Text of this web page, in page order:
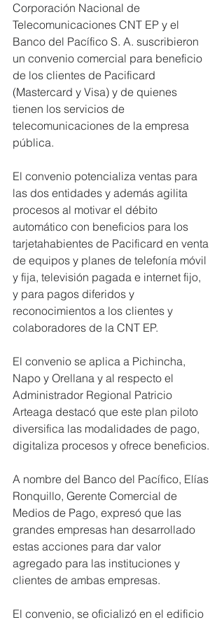
Corporación Nacional de
Telecomunicaciones CNT EP y el
Banco del Pacífico S. A. suscribieron
un convenio comercial para beneficio
de los clientes de Pacificard
(Mastercard y Visa) y de quienes
tienen los servicios de
telecomunicaciones de la empresa
pública.
El convenio potencializa ventas para
las dos entidades y además agilita
procesos al motivar el débito
automático con beneficios para los
tarjetahabientes de Pacificard en venta
de equipos y planes de telefonía móvil
y fija, televisión pagada e internet fijo,
y para pagos diferidos y
reconocimientos a los clientes y
colaboradores de la CNT EP.
El convenio se aplica a Pichincha,
Napo y Orellana y al respecto el
Administrador Regional Patricio
Arteaga destacó que este plan piloto
diversifica las modalidades de pago,
digitaliza procesos y ofrece beneficios.
A nombre del Banco del Pacífico, Elías
Ronquillo, Gerente Comercial de
Medios de Pago, expresó que las
grandes empresas han desarrollado
estas acciones para dar valor
agregado para las instituciones y
clientes de ambas empresas.
El convenio, se oficializó en el edificio